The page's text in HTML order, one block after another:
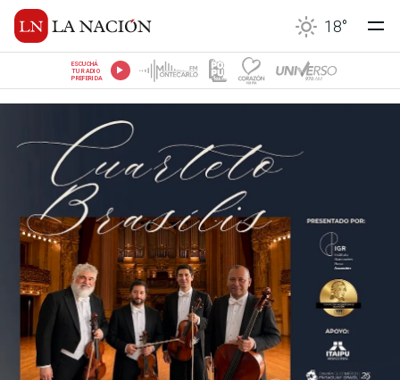
18°
ESCUCHÁ
TU RADIO
PREFERIDA